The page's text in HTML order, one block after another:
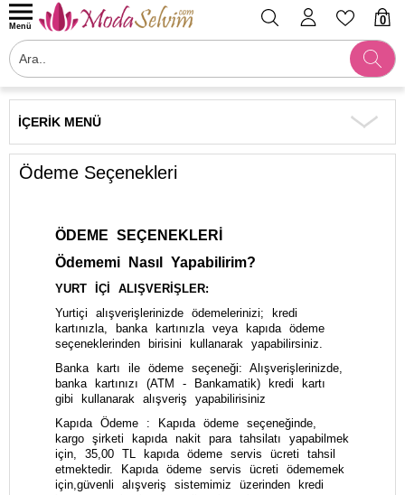
0
Menü
İÇERIK MENÜ
Ödeme Seçenekleri
ÖDEME SEÇENEKLERİ
Ödememi Nasıl Yapabilirim?
YURT İÇİ ALIŞVERİŞLER:
Yurtiçi alışverişlerinizde ödemelerinizi; kredi
kartınızla, banka kartınızla veya kapıda ödeme
seçeneklerinden birisini kullanarak yapabilirsiniz.
Banka kartı ile ödeme seçeneği: Alışverişlerinizde,
banka kartınızı (ATM - Bankamatik) kredi kartı
gibi kullanarak alışveriş yapabilirisiniz
Kapıda Ödeme : Kapıda ödeme seçeneğinde,
kargo şirketi kapıda nakit para tahsilatı yapabilmek
için, 35,00 TL kapıda ödeme servis ücreti tahsil
etmektedir. Kapıda ödeme servis ücreti ödememek
için,güvenli alışveriş sistemimiz üzerinden kredi